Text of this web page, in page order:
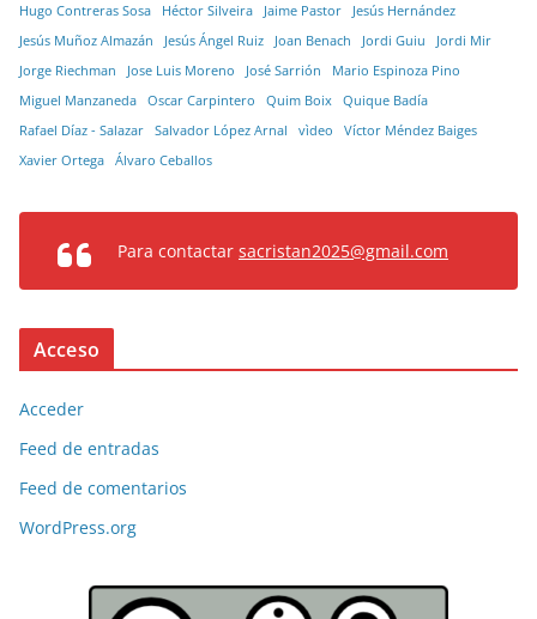
Hugo Contreras Sosa
Héctor Silveira Jaime Pastor
Jesús Hernández
Jesús Muñoz Almazán
Jesús Ángel Ruiz Joan Benach Jordi Guiu
Jordi Mir
Jorge Riechman
Jose Luis Moreno José Sarrión
Mario Espinoza Pino
Miguel Manzaneda
Oscar Carpintero Quim Boix
Quique Badía
Rafael Díaz - Salazar
Salvador López Arnal vìdeo
Víctor Méndez Baiges
Xavier Ortega
Álvaro Ceballos
Para contactar sacristan2025@gmail.com
Acceso
Acceder
Feed de entradas
Feed de comentarios
WordPress.org